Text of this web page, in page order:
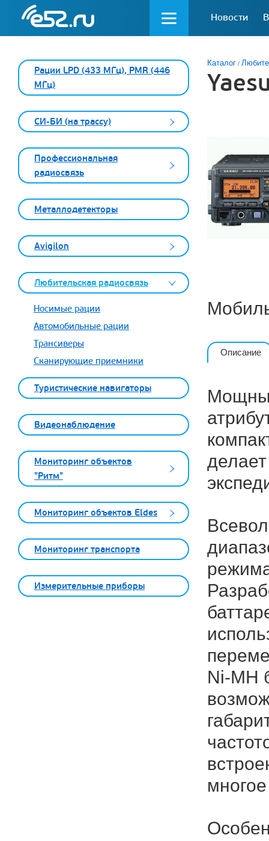
Новости
Рации LPD (433 МГц), PMR (446
МГц)
СИ-БИ (на трассу)
Профессиональная
радиосвязь
Металлодетекторы
Avigilon
Любительская радиосвязь
Носимые рации
Автомобильные рации
Трансиверы
Сканирующие приемники
Туристические навигаторы
Видеонаблюдение
Мониторинг объектов
"Ритм"
Мониторинг объектов Eldes
Мониторинг транспорта
Измерительные приборы
Каталог
Описание
Ni-MH